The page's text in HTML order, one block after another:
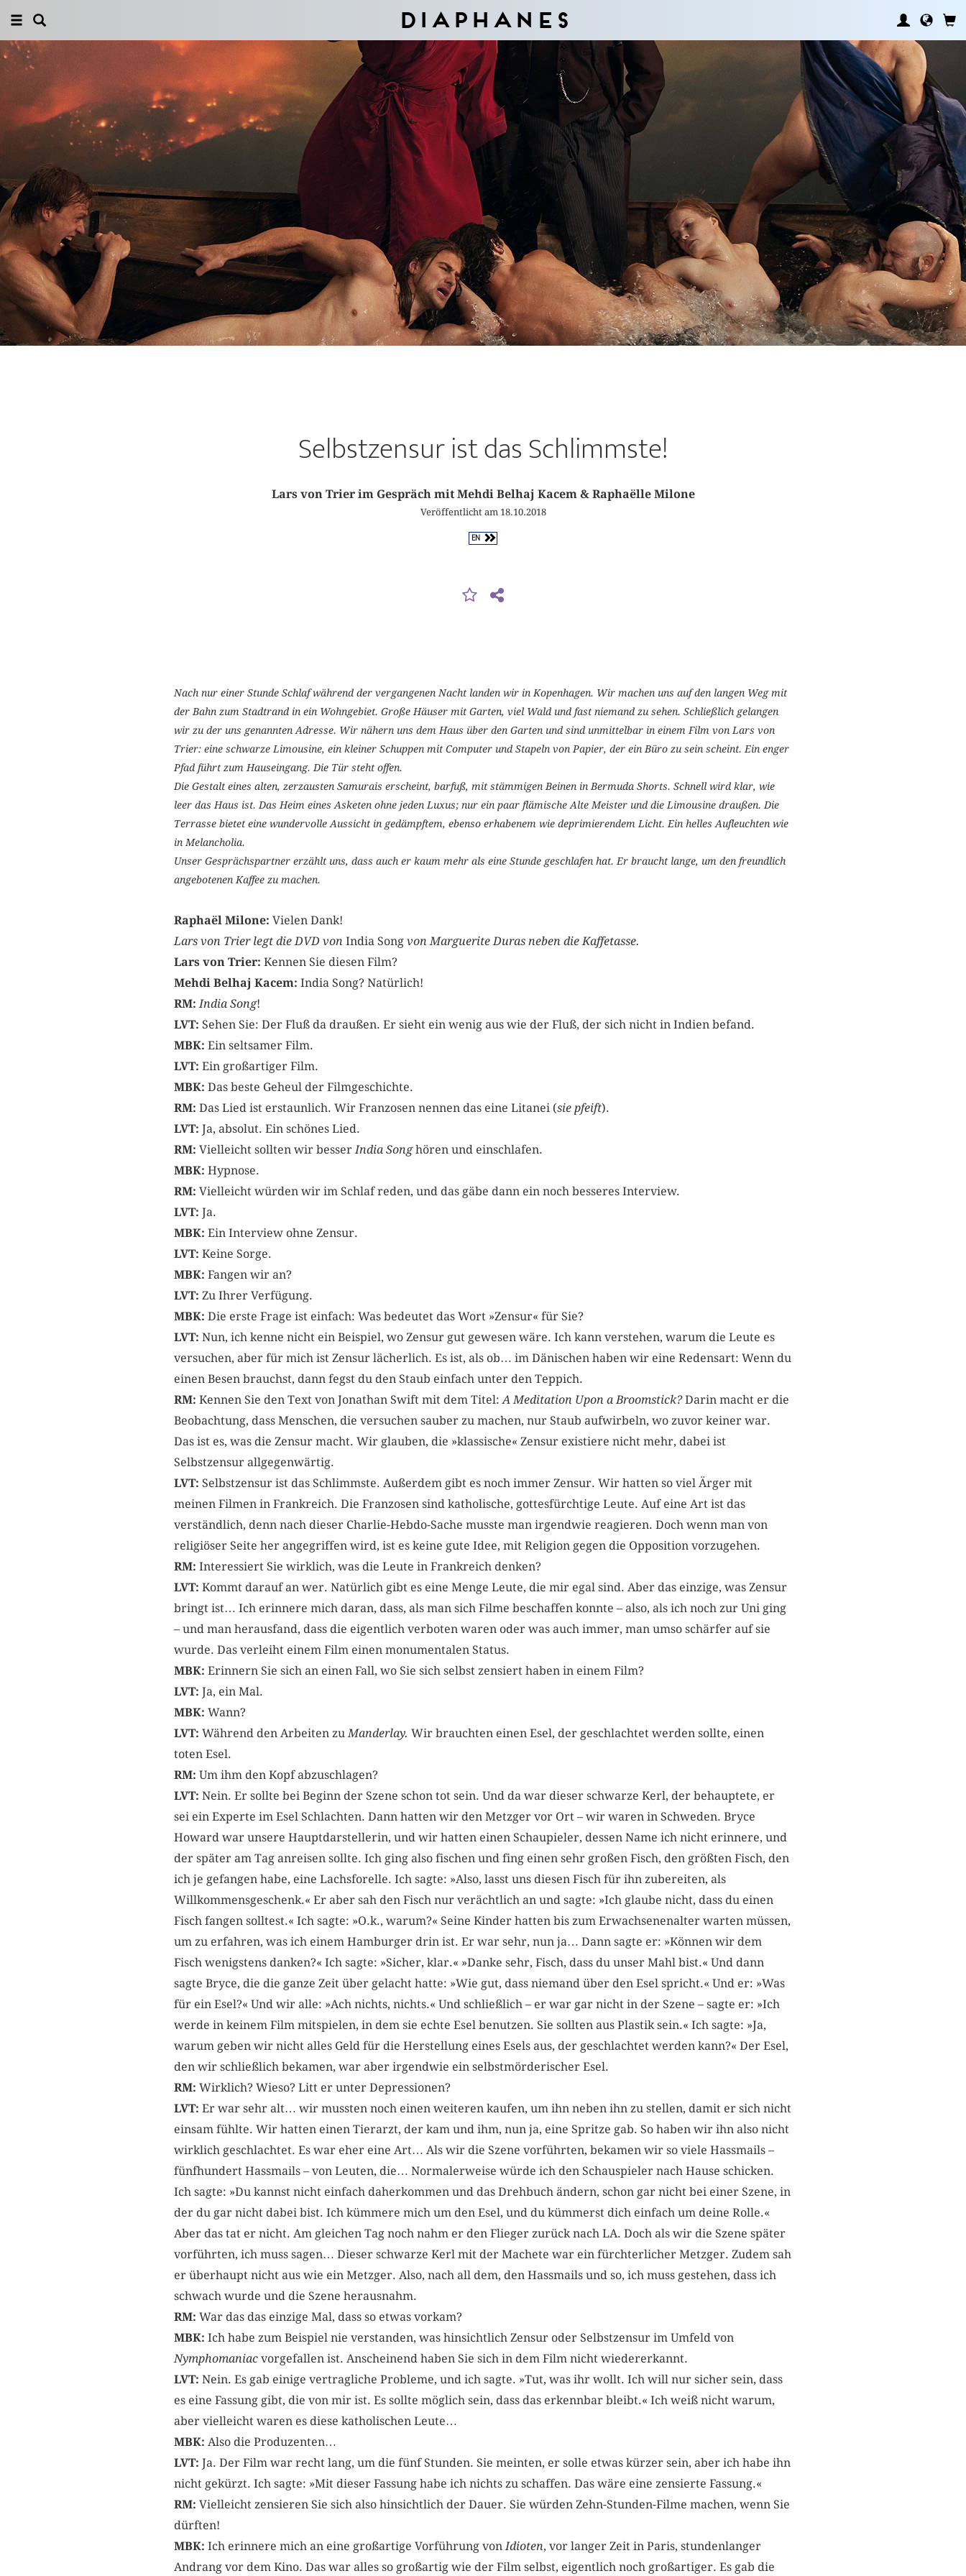
Diaphanes
Selbstzensur ist das Schlimmste!
Lars von Trier im Gespräch mit Mehdi Belhaj Kacem & Raphaëlle Milone
Veröffentlicht am 18.10.2018
EN
Nach nur einer Stunde Schlaf während der vergangenen Nacht landen wir in Kopenhagen. Wir machen uns auf den langen Weg mit
der Bahn zum Stadtrand in ein Wohngebiet. Große Häuser mit Garten, viel Wald und fast niemand zu sehen. Schließlich gelangen
wir zu der uns genannten Adresse. Wir nähern uns dem Haus über den Garten und sind unmittelbar in einem Film von Lars von
Trier: eine schwarze Limousine, ein kleiner Schuppen mit Computer und Stapeln von Papier, der ein Büro zu sein scheint. Ein enger
Pfad führt zum Hauseingang. Die Tür steht offen.
Die Gestalt eines alten, zerzausten Samurais erscheint, barfuß, mit stämmigen Beinen in Bermuda Shorts. Schnell wird klar, wie
leer das Haus ist. Das Heim eines Asketen ohne jeden Luxus; nur ein paar flämische Alte Meister und die Limousine draußen. Die
Terrasse bietet eine wundervolle Aussicht in gedämpftem, ebenso erhabenem wie deprimierendem Licht. Ein helles Aufleuchten wie
in Melancholia.
Unser Gesprächspartner erzählt uns, dass auch er kaum mehr als eine Stunde geschlafen hat. Er braucht lange, um den freundlich
angebotenen Kaffee zu machen.
Raphaël Milone: Vielen Dank!
Lars von Trier legt die DVD von India Songvon Marguerite Duras neben die Kaffetasse.
Lars von Trier: Kennen Sie diesen Film?
Mehdi Belhaj Kacem: India Song? Natürlich!
RM: India Song!
LVT: Sehen Sie: Der Fluß da draußen. Er sieht ein wenig aus wie der Fluß, der sich nicht in Indien befand.
MBK: Ein seltsamer Film.
LVT: Ein großartiger Film.
MBK: Das beste Geheul der Filmgeschichte.
RM: Das Lied ist erstaunlich. Wir Franzosen nennen das eine Litanei (sie pfeift).
LVT: Ja, absolut. Ein schönes Lied.
RM: Vielleicht sollten wir besserIndia Songhören und einschlafen.
MBK: Hypnose.
RM: Vielleicht würden wir im Schlaf reden, und das gäbe dann ein noch besseres Interview.
LVT: Ja.
MBK: Ein Interview ohne Zensur.
LVT: Keine Sorge.
MBK: Fangen wir an?
LVT: Zu Ihrer Verfügung.
MBK: Die erste Frage ist einfach: Was bedeutet das Wort »Zensur« für Sie?
LVT: Nun, ich kenne nicht ein Beispiel, wo Zensur gut gewesen wäre. Ich kann verstehen, warum die Leute es
versuchen, aber für mich ist Zensur lächerlich. Es ist, als ob… im Dänischen haben wir eine Redensart: Wenn du
einen Besen brauchst, dann fegst du den Staub einfach unter den Teppich.
RM: Kennen Sie den Text von Jonathan Swift mit dem Titel:A Meditation Upon a Broomstick?Darin macht er die
Beobachtung, dass Menschen, die versuchen sauber zu machen, nur Staub aufwirbeln, wo zuvor keiner war.
Das ist es, was die Zensur macht. Wir glauben, die »klassische« Zensur existiere nicht mehr, dabei ist
Selbstzensur allgegenwärtig.
LVT: Selbstzensur ist das Schlimmste. Außerdem gibt es noch immer Zensur. Wir hatten so viel Ärger mit
meinen Filmen in Frankreich. Die Franzosen sind katholische, gottesfürchtige Leute. Auf eine Art ist das
verständlich, denn nach dieser Charlie-Hebdo-Sache musste man irgendwie reagieren. Doch wenn man von
religiöser Seite her angegriffen wird, ist es keine gute Idee, mit Religion gegen die Opposition vorzugehen.
RM: Interessiert Sie wirklich, was die Leute in Frankreich denken?
LVT: Kommt darauf an wer. Natürlich gibt es eine Menge Leute, die mir egal sind. Aber das einzige, was Zensur
bringt ist… Ich erinnere mich daran, dass, als man sich Filme beschaffen konnte – also, als ich noch zur Uni ging
– und man herausfand, dass die eigentlich verboten waren oder was auch immer, man umso schärfer auf sie
wurde. Das verleiht einem Film einen monumentalen Status.
MBK: Erinnern Sie sich an einen Fall, wo Sie sich selbst zensiert haben in einem Film?
LVT: Ja, ein Mal.
MBK: Wann?
LVT: Während den Arbeiten zuManderlay. Wir brauchten einen Esel, der geschlachtet werden sollte, einen
toten Esel.
RM: Um ihm den Kopf abzuschlagen?
LVT: Nein. Er sollte bei Beginn der Szene schon tot sein. Und da war dieser schwarze Kerl, der behauptete, er
sei ein Experte im Esel Schlachten. Dann hatten wir den Metzger vor Ort – wir waren in Schweden. Bryce
Howard war unsere Hauptdarstellerin, und wir hatten einen Schaupieler, dessen Name ich nicht erinnere, und
der später am Tag anreisen sollte. Ich ging also fischen und fing einen sehr großen Fisch, den größten Fisch, den
ich je gefangen habe, eine Lachsforelle. Ich sagte: »Also, lasst uns diesen Fisch für ihn zubereiten, als
Willkommensgeschenk.« Er aber sah den Fisch nur verächtlich an und sagte: »Ich glaube nicht, dass du einen
Fisch fangen solltest.« Ich sagte: »O.k., warum?« Seine Kinder hatten bis zum Erwachsenenalter warten müssen,
um zu erfahren, was ich einem Hamburger drin ist. Er war sehr, nun ja… Dann sagte er: »Können wir dem
Fisch wenigstens danken?« Ich sagte: »Sicher, klar.« »Danke sehr, Fisch, dass du unser Mahl bist.« Und dann
sagte Bryce, die die ganze Zeit über gelacht hatte: »Wie gut, dass niemand über den Esel spricht.« Und er: »Was
für ein Esel?« Und wir alle: »Ach nichts, nichts.« Und schließlich – er war gar nicht in der Szene – sagte er: »Ich
werde in keinem Film mitspielen, in dem sie echte Esel benutzen. Sie sollten aus Plastik sein.« Ich sagte: »Ja,
warum geben wir nicht alles Geld für die Herstellung eines Esels aus, der geschlachtet werden kann?« Der Esel,
den wir schließlich bekamen, war aber irgendwie ein selbstmörderischer Esel.
RM: Wirklich? Wieso? Litt er unter Depressionen?
LVT: Er war sehr alt… wir mussten noch einen weiteren kaufen, um ihn neben ihn zu stellen, damit er sich nicht
einsam fühlte. Wir hatten einen Tierarzt, der kam und ihm, nun ja, eine Spritze gab. So haben wir ihn also nicht
wirklich geschlachtet. Es war eher eine Art… Als wir die Szene vorführten, bekamen wir so viele Hassmails –
fünfhundert Hassmails – von Leuten, die… Normalerweise würde ich den Schauspieler nach Hause schicken.
Ich sagte: »Du kannst nicht einfach daherkommen und das Drehbuch ändern, schon gar nicht bei einer Szene, in
der du gar nicht dabei bist. Ich kümmere mich um den Esel, und du kümmerst dich einfach um deine Rolle.«
Aber das tat er nicht. Am gleichen Tag noch nahm er den Flieger zurück nach LA. Doch als wir die Szene später
vorführten, ich muss sagen… Dieser schwarze Kerl mit der Machete war ein fürchterlicher Metzger. Zudem sah
er überhaupt nicht aus wie ein Metzger. Also, nach all dem, den Hassmails und so, ich muss gestehen, dass ich
schwach wurde und die Szene herausnahm.
RM: War das das einzige Mal, dass so etwas vorkam?
MBK: Ich habe zum Beispiel nie verstanden, was hinsichtlich Zensur oder Selbstzensur im Umfeld von
Nymphomaniacvorgefallen ist. Anscheinend haben Sie sich in dem Film nicht wiedererkannt.
LVT: Nein. Es gab einige vertragliche Probleme, und ich sagte. »Tut, was ihr wollt. Ich will nur sicher sein, dass
es eine Fassung gibt, die von mir ist. Es sollte möglich sein, dass das erkennbar bleibt.« Ich weiß nicht warum,
aber vielleicht waren es diese katholischen Leute…
MBK: Also die Produzenten…
LVT: Ja. Der Film war recht lang, um die fünf Stunden. Sie meinten, er solle etwas kürzer sein, aber ich habe ihn
nicht gekürzt. Ich sagte: »Mit dieser Fassung habe ich nichts zu schaffen. Das wäre eine zensierte Fassung.«
RM: Vielleicht zensieren Sie sich also hinsichtlich der Dauer. Sie würden Zehn-Stunden-Filme machen, wenn Sie
dürften!
MBK: Ich erinnere mich an eine großartige Vorführung vonIdioten, vor langer Zeit in Paris, stundenlanger
Andrang vor dem Kino. Das war alles so großartig wie der Film selbst, eigentlich noch großartiger. Es gab die